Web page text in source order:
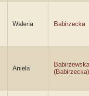
Waleria Babirzecka
Aniela
Babirzewska
(Babirzecka)